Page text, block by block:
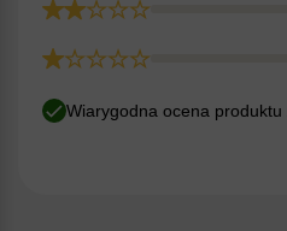
Wiarygodna ocena produktu